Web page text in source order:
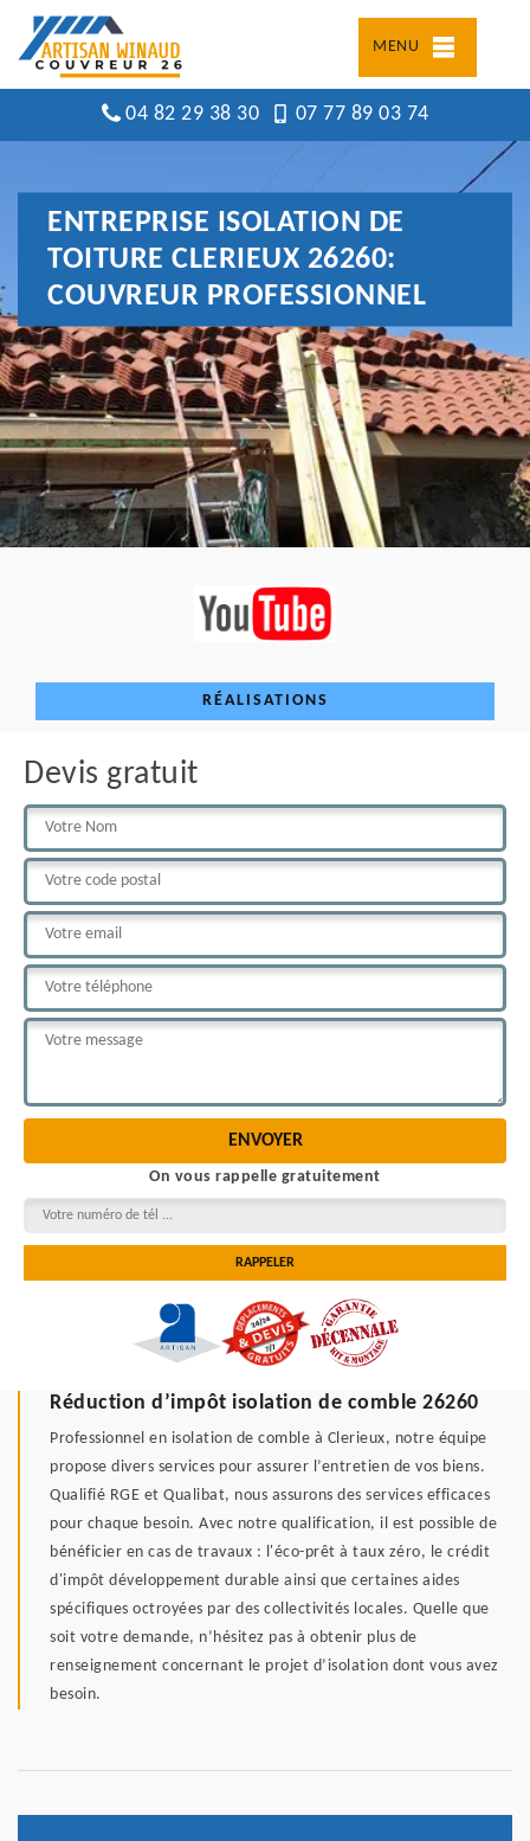
MENU
04 82 29 38 30 07 77 89 03 74
ENTREPRISE ISOLATION DE
TOITURE CLERIEUX 26260:
COUVREUR PROFESSIONNEL
RÉALISATIONS
Devis gratuit
On vous rappelle gratuitement
Réduction d’impôt isolation de comble 26260
Professionnel en isolation de comble à Clerieux, notre équipe
propose divers services pour assurer l’entretien de vos biens.
Qualifié RGE et Qualibat, nous assurons des services efficaces
pour chaque besoin. Avec notre qualification, il est possible de
bénéficier en cas de travaux : l'éco-prêt à taux zéro, le crédit
d'impôt développement durable ainsi que certaines aides
spécifiques octroyées par des collectivités locales. Quelle que
soit votre demande, n’hésitez pas à obtenir plus de
renseignement concernant le projet d’isolation dont vous avez
besoin.